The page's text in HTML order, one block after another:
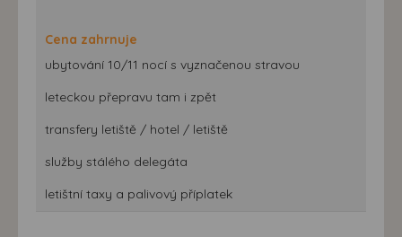
Cena zahrnuje
ubytování 10/11 nocí s vyznačenou stravou
leteckou přepravu tam i zpět
transfery letiště / hotel / letiště
služby stálého delegáta
letištní taxy a palivový příplatek